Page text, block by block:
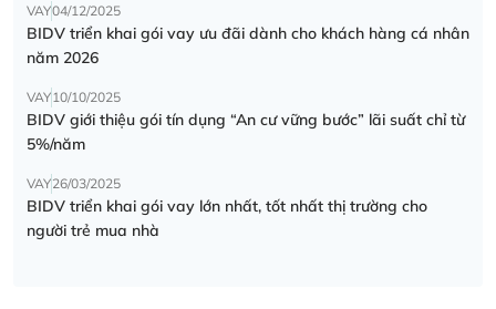
VAY04/12/2025
BIDV triển khai gói vay ưu đãi dành cho khách hàng cá nhân
năm 2026
VAY10/10/2025
BIDV giới thiệu gói tín dụng “An cư vững bước” lãi suất chỉ từ
5%/năm
VAY26/03/2025
BIDV triển khai gói vay lớn nhất, tốt nhất thị trường cho
người trẻ mua nhà